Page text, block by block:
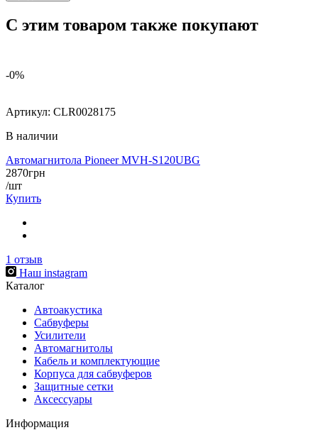
С этим товаром также покупают
-0%
Артикул: CLR0028175
В наличии
Автомагнитола Pioneer MVH-S120UBG
2870грн
/шт
Купить
1 отзыв
Наш instagram
Каталог
Автоакустика
Сабвуферы
Усилители
Автомагнитолы
Кабель и комплектующие
Корпуса для сабвуферов
Защитные сетки
Аксессуары
Информация